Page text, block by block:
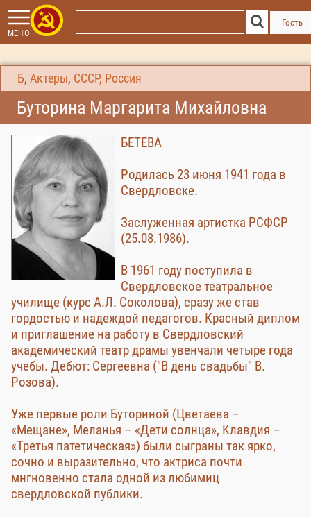
МЕНЮ
Гость
Б, Актеры, СССР, Россия
Буторина Маргарита Михайловна
БЕТЕВА
Родилась 23 июня 1941 года в
Свердловске.
Заслуженная артистка РСФСР
(25.08.1986).
В 1961 году поступила в
Свердловское театральное
училище (курс А.Л. Соколова), сразу же став
гордостью и надеждой педагогов. Красный диплом
и приглашение на работу в Свердловский
академический театр драмы увенчали четыре года
учебы. Дебют: Сергеевна ("В день свадьбы" В.
Розова).
Уже первые роли Буториной (Цветаева –
«Мещане», Меланья – «Дети солнца», Клавдия –
«Третья патетическая») были сыграны так ярко,
сочно и выразительно, что актриса почти
мнгновенно стала одной из любимиц
свердловской публики.